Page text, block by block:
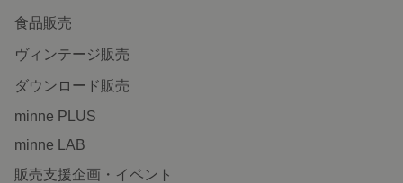
食品販売
ヴィンテージ販売
ダウンロード販売
minne PLUS
minne LAB
販売支援企画・イベント